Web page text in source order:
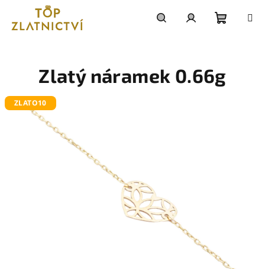
obsah
košík
Zlatý náramek 0.66g
ZLATO10